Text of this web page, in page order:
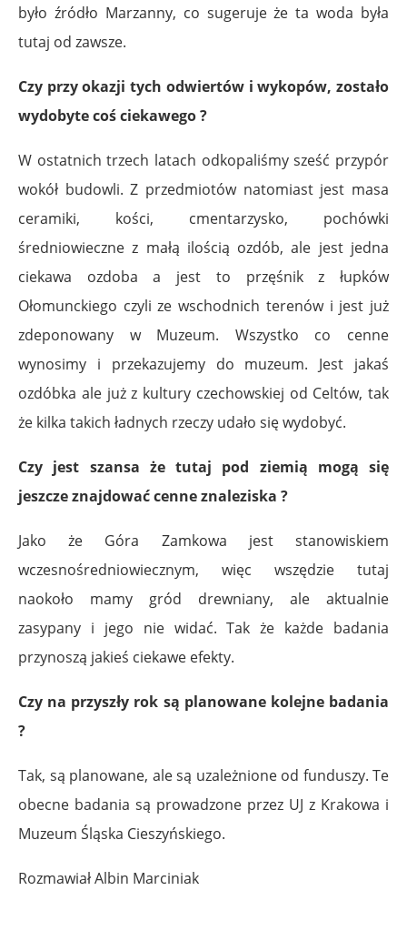
było źródło Marzanny, co sugeruje że ta woda była
tutaj od zawsze.
Czy przy okazji tych odwiertów i wykopów, zostało
wydobyte coś ciekawego ?
W ostatnich trzech latach odkopaliśmy sześć przypór
wokół budowli. Z przedmiotów natomiast jest masa
ceramiki, kości, cmentarzysko, pochówki
średniowieczne z małą ilością ozdób, ale jest jedna
ciekawa ozdoba a jest to przęśnik z łupków
Ołomunckiego czyli ze wschodnich terenów i jest już
zdeponowany w Muzeum. Wszystko co cenne
wynosimy i przekazujemy do muzeum. Jest jakaś
ozdóbka ale już z kultury czechowskiej od Celtów, tak
że kilka takich ładnych rzeczy udało się wydobyć.
Czy jest szansa że tutaj pod ziemią mogą się
jeszcze znajdować cenne znaleziska ?
Jako że Góra Zamkowa jest stanowiskiem
wczesnośredniowiecznym, więc wszędzie tutaj
naokoło mamy gród drewniany, ale aktualnie
zasypany i jego nie widać. Tak że każde badania
przynoszą jakieś ciekawe efekty.
Czy na przyszły rok są planowane kolejne badania
?
Tak, są planowane, ale są uzależnione od funduszy. Te
obecne badania są prowadzone przez UJ z Krakowa i
Muzeum Śląska Cieszyńskiego.
Rozmawiał Albin Marciniak